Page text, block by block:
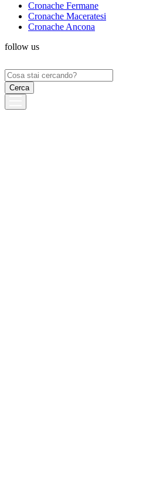
Cronache Fermane
Cronache Maceratesi
Cronache Ancona
follow us
Ricerca
per: